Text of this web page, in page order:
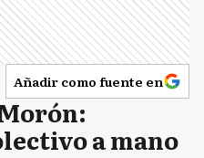
Añadir como fuente en
a mano